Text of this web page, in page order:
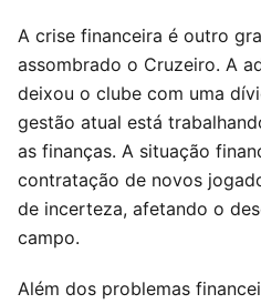
A crise financeira é outro
assombrado o Cruzeiro. A
deixou o clube com uma
gestão atual está
as finanças. A situação
contratação de novos
de incerteza, afetando o
campo.
Além dos problemas